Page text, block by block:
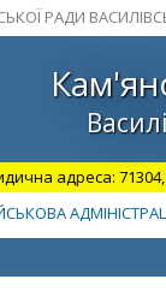
РАДИ
адреса: 71304,